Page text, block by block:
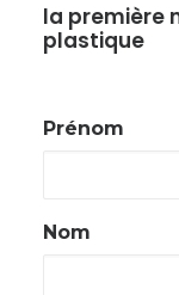
la première
plastique
Prénom
Nom